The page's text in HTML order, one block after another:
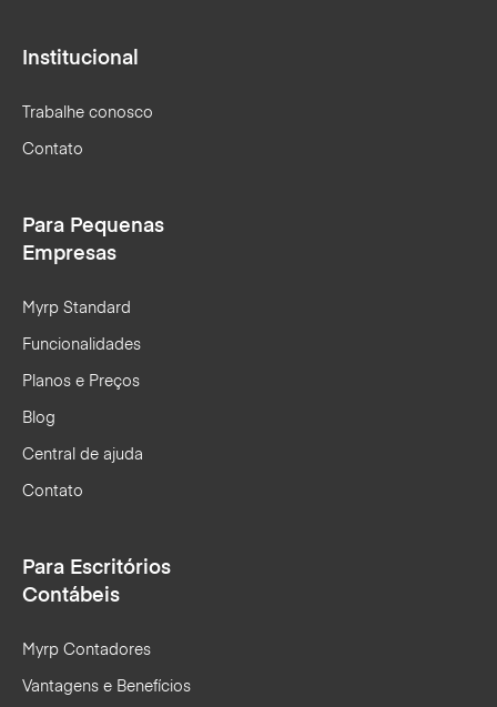
Institucional
Trabalhe conosco
Contato
Para Pequenas
Empresas
Myrp Standard
Funcionalidades
Planos e Preços
Blog
Central de ajuda
Contato
Para Escritórios
Contábeis
Myrp Contadores
Vantagens e Benefícios